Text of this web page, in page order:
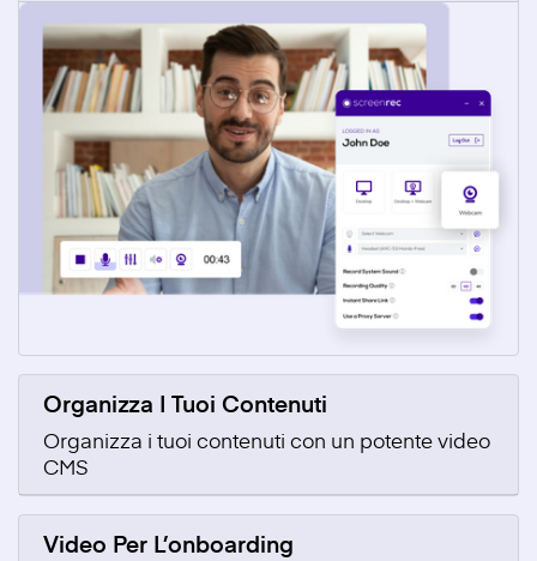
Organizza I Tuoi Contenuti
Organizza i tuoi contenuti con un potente video
CMS
Video Per L’onboarding